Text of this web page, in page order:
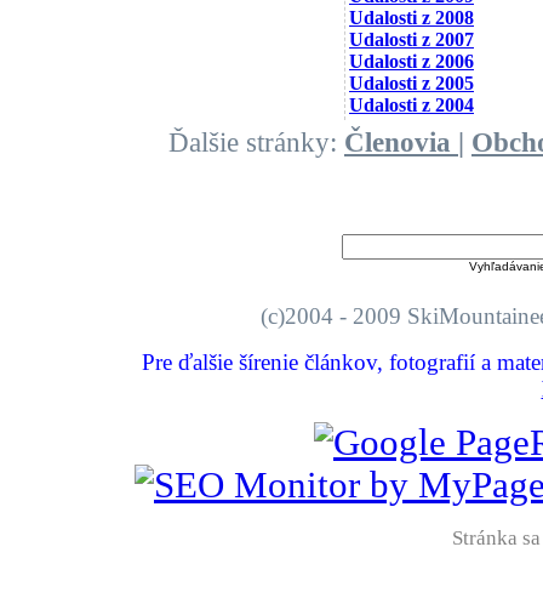
Udalosti z 2008
Udalosti z 2007
Udalosti z 2006
Udalosti z 2005
Udalosti z 2004
Ďalšie stránky: Členovia |
(c)2004 - 2009
Pre ďalšie šírenie článkov, fotografií a
Stránka